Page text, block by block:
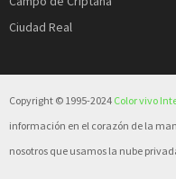
Ciudad Real
Copyright © 1995-2024 Color vivo
información en el corazón de la
nosotros que usamos la nube